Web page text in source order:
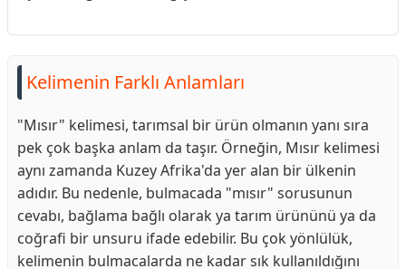
Kelimenin Farklı Anlamları
"Mısır" kelimesi, tarımsal bir ürün olmanın yanı sıra
pek çok başka anlam da taşır. Örneğin, Mısır kelimesi
aynı zamanda Kuzey Afrika'da yer alan bir ülkenin
adıdır. Bu nedenle, bulmacada "mısır" sorusunun
cevabı, bağlama bağlı olarak ya tarım ürününü ya da
coğrafi bir unsuru ifade edebilir. Bu çok yönlülük,
kelimenin bulmacalarda ne kadar sık kullanıldığını